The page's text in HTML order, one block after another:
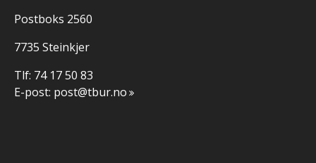
Postboks 2560
7735 Steinkjer
Tlf: 74 17 50 83
E-post: post@tbur.no